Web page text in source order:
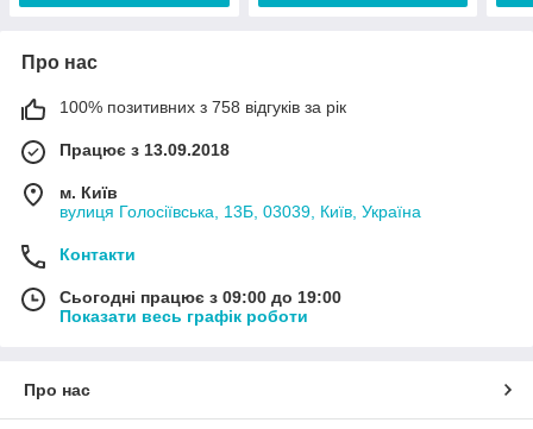
Про нас
100% позитивних з 758 відгуків за рік
Працює з 13.09.2018
м. Київ
вулиця Голосіївська, 13Б, 03039, Київ, Україна
Контакти
Сьогодні працює з 09:00 до 19:00
Показати весь графік роботи
Про нас